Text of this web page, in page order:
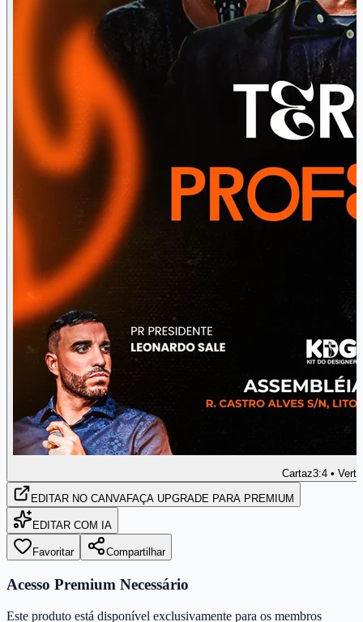
Cartaz3:4 •
EDITAR NO CANVAFAÇA UPGRADE PARA PREMIUM
EDITAR COM IA
Favoritar Compartilhar
Acesso Premium Necessário
Este produto está disponível exclusivamente para os membros